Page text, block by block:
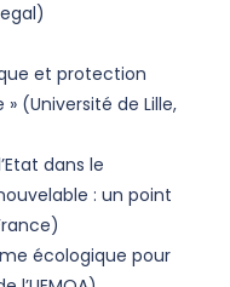
et protection
(Université de Lille,
dans le
: un point
écologique pour